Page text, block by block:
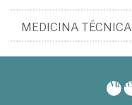
MEDICINA TÉCNICA